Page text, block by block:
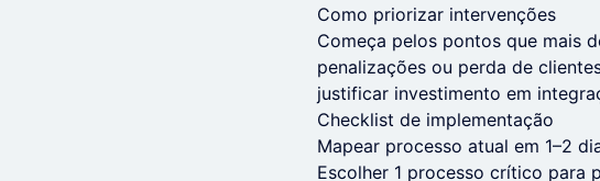
Como priorizar intervenções
Começa pelos pontos que mais
penalizações ou perda de
justificar investimento em
Checklist de implementação
Mapear processo atual em 1–2
Escolher 1 processo crítico para